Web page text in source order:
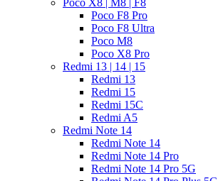
Poco F8 Pro
Poco F8 Ultra
Poco M8
Poco X8 Pro
Redmi 13 | 14 | 15
Redmi 13
Redmi 15
Redmi 15C
Redmi A5
Redmi Note 14
Redmi Note 14
Redmi Note 14 Pro
Redmi Note 14 Pro 5G